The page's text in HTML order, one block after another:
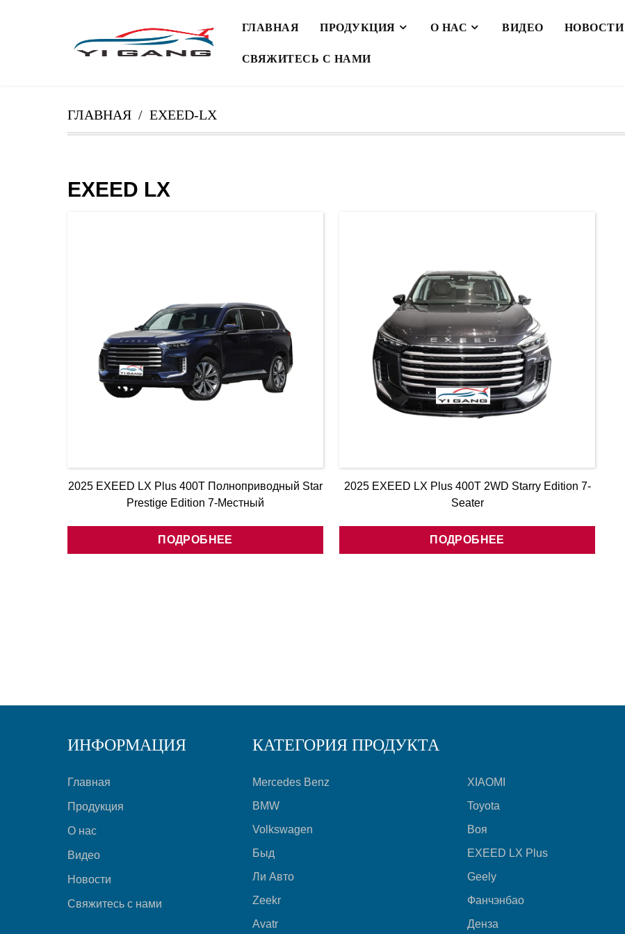
ГЛАВНАЯ ПРОДУКЦИЯ О НАС ВИДЕО НОВОСТИ
СВЯЖИТЕСЬ С НАМИ
ГЛАВНАЯ EXEED-LX
EXEED LX
2025 EXEED LX Plus 400T Полноприводный Star
Prestige Edition 7-Местный
ПОДРОБНЕЕ
2025 EXEED LX Plus 400T 2WD Starry Edition 7-
Seater
ПОДРОБНЕЕ
ИНФОРМАЦИЯ
Главная
Продукция
О нас
Видео
Новости
Свяжитесь с нами
КАТЕГОРИЯ ПРОДУКТА
Mercedes Benz
BMW
Volkswagen
Быд
Ли Авто
Zeekr
Avatr
XIAOMI
Toyota
Воя
EXEED LX Plus
Geely
Фанчэнбао
Денза